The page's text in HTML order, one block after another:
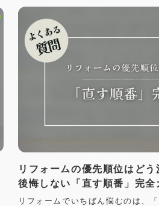
リフォームの優先順位はど
後悔しない「直す順番」完全
リフォームでいちばん悩むのは、